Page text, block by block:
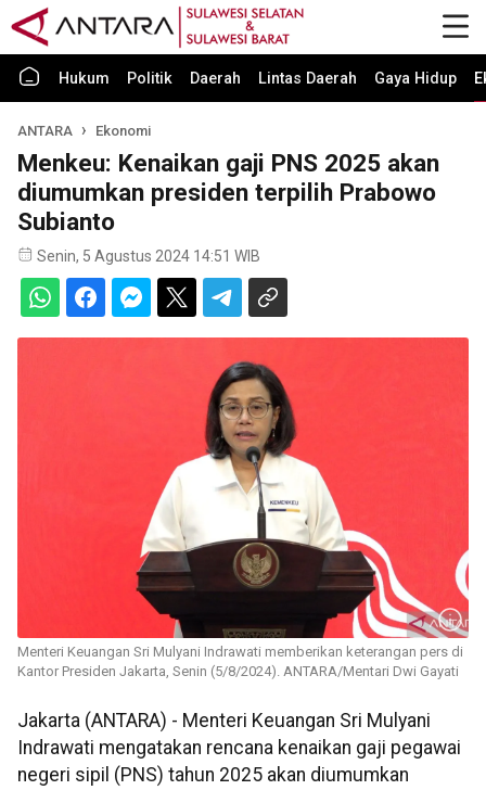
Hukum Politik Daerah Lintas Daerah Gaya Hidup
ANTARA Ekonomi
Menkeu: Kenaikan gaji PNS 2025 akan
diumumkan presiden terpilih Prabowo
Subianto
Senin, 5 Agustus 2024 14:51 WIB
Menteri Keuangan Sri Mulyani Indrawati memberikan keterangan pers di
Kantor Presiden Jakarta, Senin (5/8/2024). ANTARA/Mentari Dwi Gayati
Jakarta (ANTARA) - Menteri Keuangan Sri Mulyani
Indrawati mengatakan rencana kenaikan gaji pegawai
negeri sipil (PNS) tahun 2025 akan diumumkan